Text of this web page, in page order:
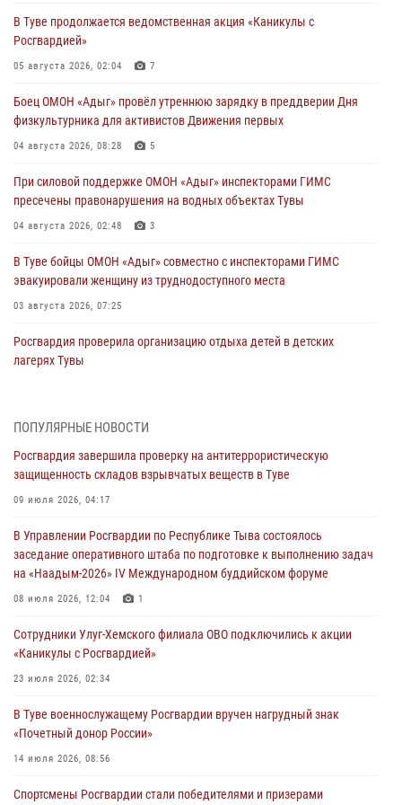
В Туве продолжается ведомственная акция «Каникулы с
Росгвардией»
05 августа 2026, 02:04 7
Боец ОМОН «Адыг» провёл утреннюю зарядку в преддверии Дня
физкультурника для активистов Движения первых
04 августа 2026, 08:28 5
При силовой поддержке ОМОН «Адыг» инспекторами ГИМС
пресечены правонарушения на водных объектах Тувы
04 августа 2026, 02:48 3
В Туве бойцы ОМОН «Адыг» совместно с инспекторами ГИМС
эвакуировали женщину из труднодоступного места
03 августа 2026, 07:25
Росгвардия проверила организацию отдыха детей в детских
лагерях Тувы
Сотрудники вневедомственной охраны приняли участие в акции
29 июля 2026, 09:41
26 сигналов «Тревога» с автотранспортов отработали экипажи
29 июля 2026, 08:37 1
В Туве офицер Росгвардии подвела итоги юбилейного личного
забега
Росгвардеец стал бронзовым призером Чемпионата Тувы по
национальной игре - стрельбе из традиционного лука
ПОПУЛЯРНЫЕ НОВОСТИ
Росгвардия завершила проверку на антитеррористическую
защищенность складов взрывчатых веществ в Туве
09 июля 2026, 04:17
В Управлении Росгвардии по Республике Тыва состоялось
заседание оперативного штаба по подготовке к выполнению задач
на «Наадым-2026» IV Международном буддийском форуме
08 июля 2026, 12:04 1
Сотрудники Улуг-Хемского филиала ОВО подключились к акции
«Каникулы с Росгвардией»
23 июля 2026, 02:34
В Туве военнослужащему Росгвардии вручен нагрудный знак
«Почетный донор России»
14 июля 2026, 08:56
Спортсмены Росгвардии стали победителями и призерами